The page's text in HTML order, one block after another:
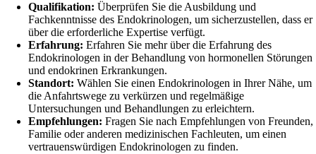
Qualifikation: Überprüfen Sie die Ausbildung und
Fachkenntnisse des Endokrinologen, um sicherzustellen, dass er
über die erforderliche Expertise verfügt.
Erfahrung: Erfahren Sie mehr über die Erfahrung des
Endokrinologen in der Behandlung von hormonellen Störungen
und endokrinen Erkrankungen.
Standort: Wählen Sie einen Endokrinologen in Ihrer Nähe, um
die Anfahrtswege zu verkürzen und regelmäßige
Untersuchungen und Behandlungen zu erleichtern.
Empfehlungen: Fragen Sie nach Empfehlungen von Freunden,
Familie oder anderen medizinischen Fachleuten, um einen
vertrauenswürdigen Endokrinologen zu finden.